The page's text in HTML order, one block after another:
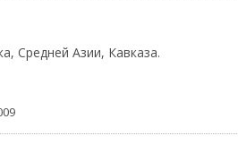
Средней Азии, Кавказа.